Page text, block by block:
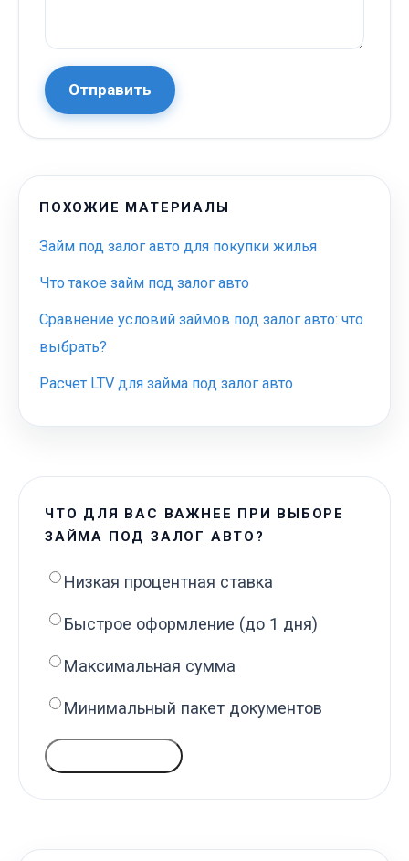
Отправить
ПОХОЖИЕ МАТЕРИАЛЫ
Займ под залог авто для покупки жилья
Что такое займ под залог авто
Сравнение условий займов под залог авто: что
выбрать?
Расчет LTV для займа под залог авто
ЧТО ДЛЯ ВАС ВАЖНЕЕ ПРИ ВЫБОРЕ
ЗАЙМА ПОД ЗАЛОГ АВТО?
Низкая процентная ставка
Быстрое оформление (до 1 дня)
Максимальная сумма
Минимальный пакет документов